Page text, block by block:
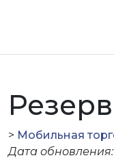
> Мобильная
Дата обновления: